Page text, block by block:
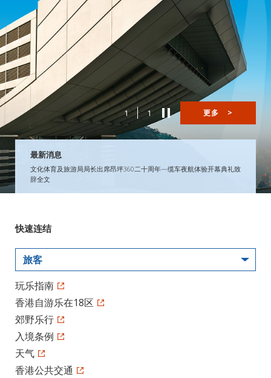
1 1 更多 >
最新消息
文化体育及旅游局局长出席昂坪360二十周年—缆车夜航体验开幕典礼致
辞全文
快速连结
旅客
玩乐指南
香港自游乐在18区
郊野乐行
入境条例
天气
香港公共交通